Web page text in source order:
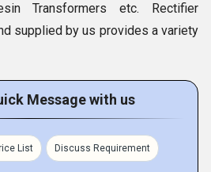
Transformers etc. Rectifier
supplied by us provides a variety
wound techniques, using
strength and primaries
Their designs features a
and windings connected
clients requirements.
Message with us
List Discuss Requirement